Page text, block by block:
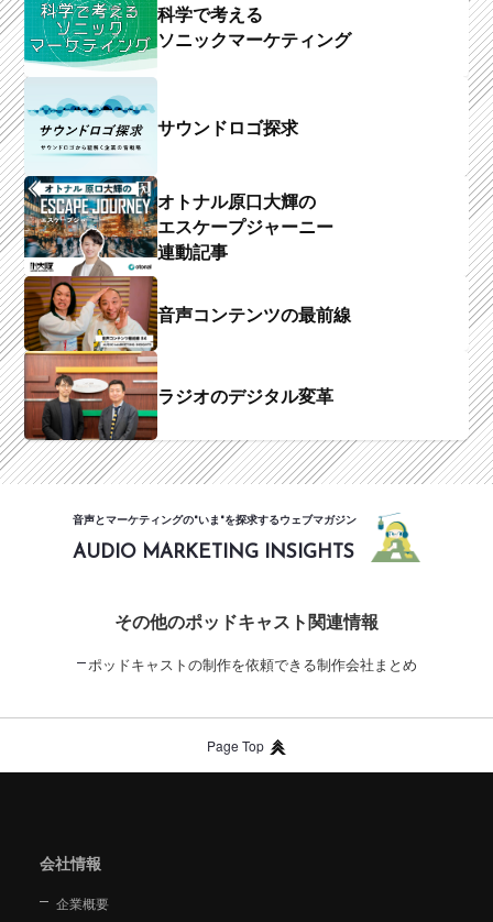
科学で考える
ソニックマーケティング
サウンドロゴ探求
オトナル原口大輝の
エスケープジャーニー
連動記事
音声コンテンツの最前線
ラジオのデジタル変革
音声とマーケティングの"いま"を探求するウェブマガジン
AUDIO MARKETING INSIGHTS
その他のポッドキャスト関連情報
ポッドキャストの制作を依頼できる制作会社まとめ
Page Top
会社情報
企業概要